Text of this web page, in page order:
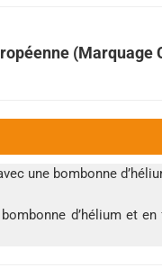
(Marquage
une bombonne
d’hélium et